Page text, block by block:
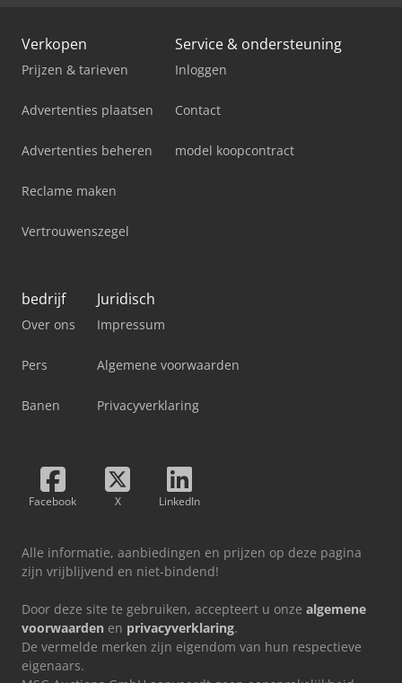
Verkopen
Prijzen & tarieven
Advertenties plaatsen
Advertenties beheren
Reclame maken
Vertrouwenszegel
Service & ondersteuning
Inloggen
Contact
model koopcontract
bedrijf
Over ons
Pers
Banen
Juridisch
Impressum
Algemene voorwaarden
Privacyverklaring
Facebook X LinkedIn
Alle informatie, aanbiedingen en prijzen op deze pagina
zijn vrijblijvend en niet-bindend!
Door deze site te gebruiken, accepteert u onze algemene
voorwaarden en privacyverklaring.
De vermelde merken zijn eigendom van hun respectieve
eigenaars.